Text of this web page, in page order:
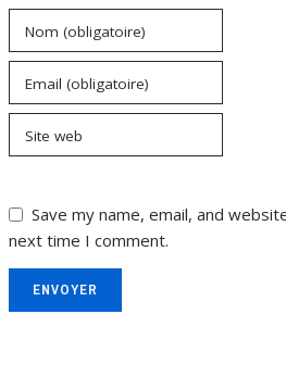
Nom (obligatoire)
Email (obligatoire)
Site web
Save my name, email, and
next time I comment.
ENVOYER